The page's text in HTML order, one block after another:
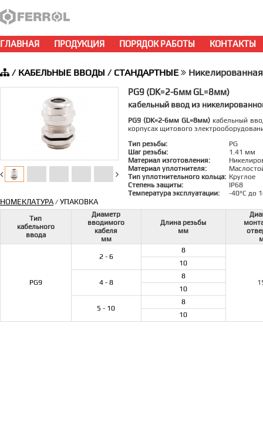
ГЛАВНАЯ ПРОДУКЦИЯ ПОРЯДОК РАБОТЫ КОНТАКТЫ
/ КАБЕЛЬНЫЕ ВВОДЫ / СТАНДАРТНЫЕ
PG9 (DK=2-6мм GL=8мм)
кабельный ввод из
PG9 (DK=2-6мм GL=8мм) кабельный
корпусах щитового
Тип резьбы:
PG
Шаг резьбы:
1.41 мм
Материал изготовления:
Материал уплотнителя:
Тип уплотнительного кольца: Круглое
Степень защиты:
IP68
Температура эксплуатации:
-40°C до
НОМЕКЛАТУРА/ УПАКОВКА
Тип
кабельного
ввода
Диаметр
вводимого
кабеля
мм
Длина резьбы
мм
PG9
2 - 6
8
10
4 - 8
8
10
5 - 10
8
10